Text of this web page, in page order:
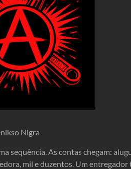
Nigra
sequência. As contas chegam:
mil e duzentos. Um